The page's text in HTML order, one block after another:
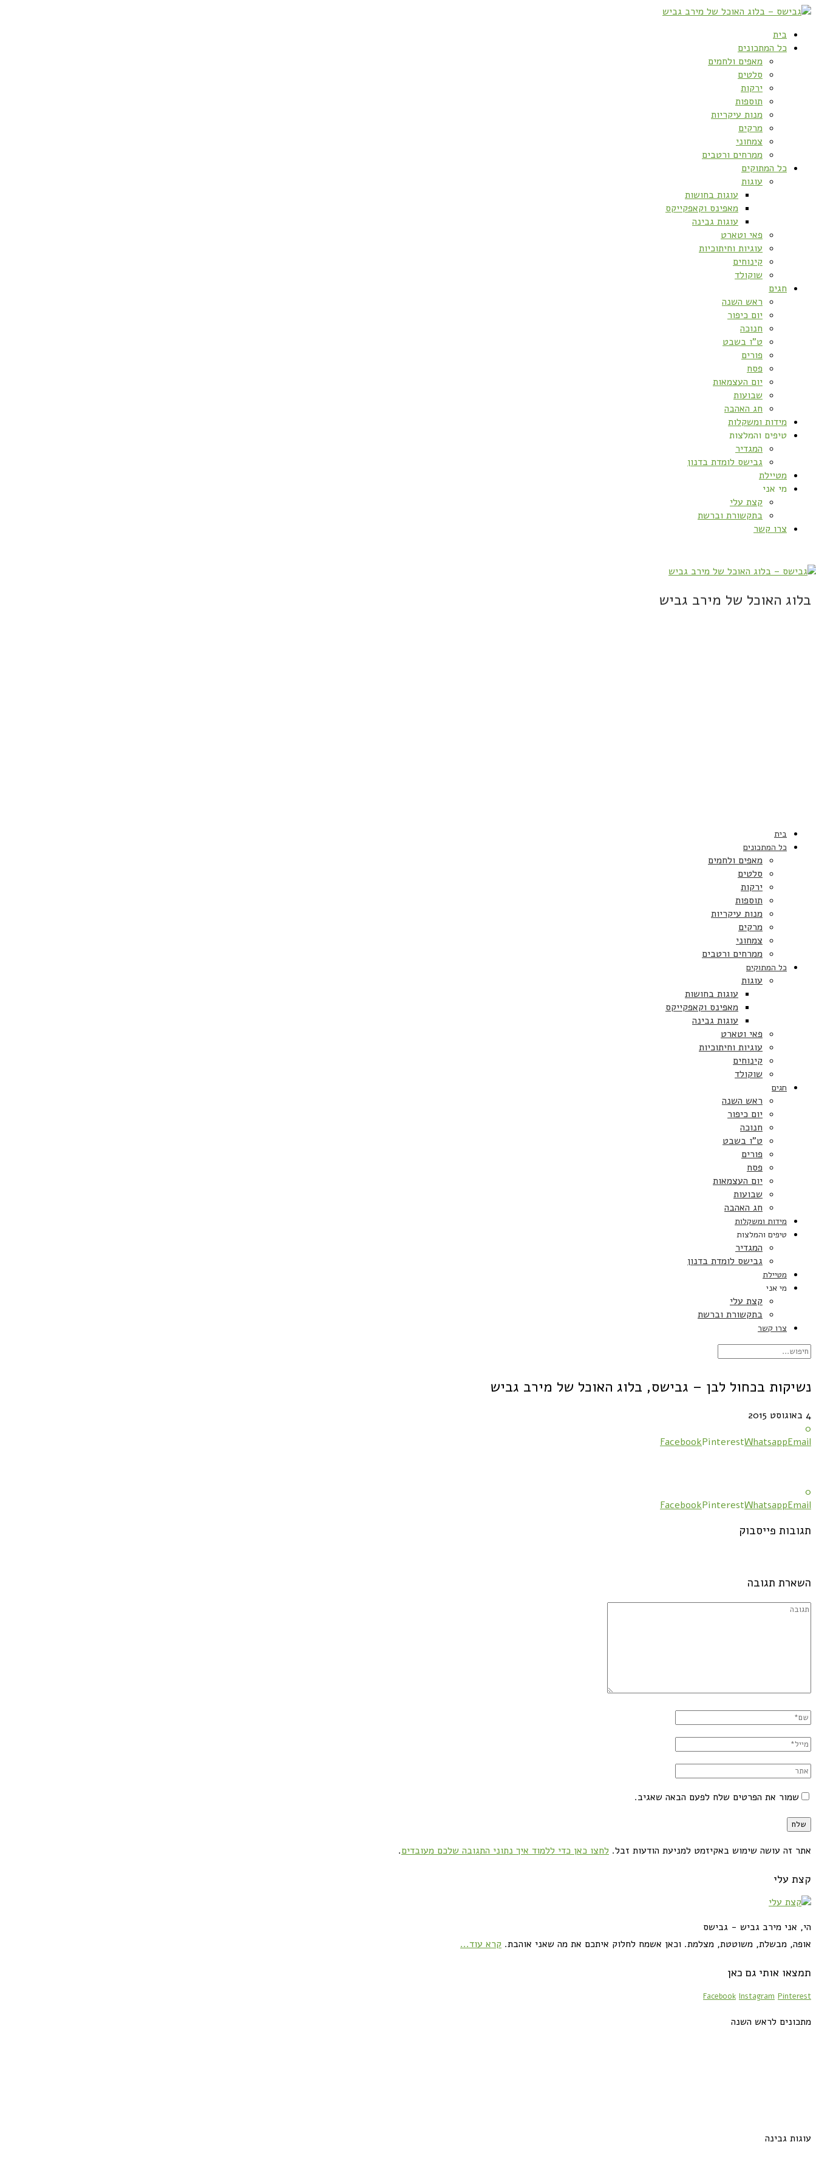
בית
כל המתכונים
מאפים ולחמים
סלטים
ירקות
תוספות
מנות עיקריות
מרקים
צמחוני
ממרחים ורטבים
כל המתוקים
עוגות
עוגות בחושות
מאפינס וקאפקייקס
עוגות גבינה
פאי וטארט
עוגיות וחיתוכיות
קינוחים
שוקולד
חגים
ראש השנה
יום כיפור
חנוכה
ט”ו בשבט
פורים
פסח
יום העצמאות
שבועות
חג האהבה
מידות ומשקלות
טיפים והמלצות
המגדיר
גבישס לומדת בדנון
מטיילת
מי אני
קצת עלי
בתקשורת וברשת
צרו קשר
בלוג האוכל של מירב גביש
בית
כל המתכונים
מאפים ולחמים
סלטים
ירקות
תוספות
מנות עיקריות
מרקים
צמחוני
ממרחים ורטבים
כל המתוקים
עוגות
עוגות בחושות
מאפינס וקאפקייקס
עוגות גבינה
פאי וטארט
עוגיות וחיתוכיות
קינוחים
שוקולד
חגים
ראש השנה
יום כיפור
חנוכה
ט”ו בשבט
פורים
פסח
יום העצמאות
שבועות
חג האהבה
מידות ומשקלות
טיפים והמלצות
המגדיר
גבישס לומדת בדנון
מטיילת
מי אני
קצת עלי
בתקשורת וברשת
צרו קשר
נשיקות בכחול לבן – גבישס, בלוג האוכל של מירב גביש
4 באוגוסט 2015
0
FacebookPinterestWhatsappEmail
0
FacebookPinterestWhatsappEmail
תגובות פייסבוק
השארת תגובה
שמור את הפרטים שלח לפעם הבאה שאגיב.
אתר זה עושה שימוש באקיזמט למניעת הודעות זבל. לחצו כאן כדי ללמוד איך נתוני התגובה שלכם מעובדים.
קצת עלי
הי, אני מירב גביש - גבישס
אופה, מבשלת, משוטטת, מצלמת. וכאן אשמח לחלוק איתכם את מה שאני אוהבת. קרא עוד...
תמצאו אותי גם כאן
Facebook Instagram Pinterest
מתכונים לראש השנה
עוגות גבינה